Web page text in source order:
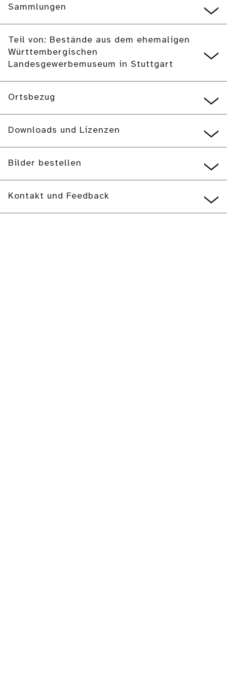
Sammlungen
Teil von: Bestände aus dem ehemaligen
Württembergischen
Landesgewerbemuseum in Stuttgart
Ortsbezug
Downloads und Lizenzen
Bilder bestellen
Kontakt und Feedback